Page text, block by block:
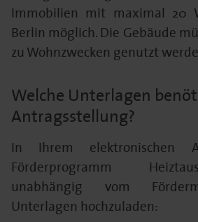
Immobilien mit maximal 20
Berlin möglich. Die Gebäude
zu Wohnzwecken genutzt
Welche Unterlagen
Antragsstellung?
In Ihrem elektronischen
Förderprogramm
unabhängig vom
Unterlagen hochzuladen: